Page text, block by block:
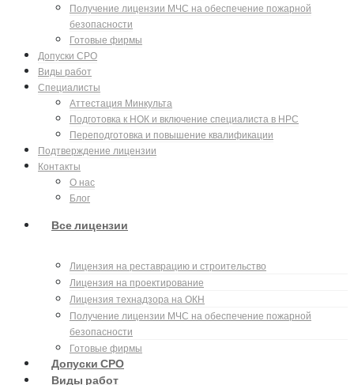
Получение лицензии МЧС на обеспечение пожарной
безопасности
Готовые фирмы
Допуски СРО
Виды работ
Специалисты
Аттестация Минкульта
Подготовка к НОК и включение специалиста в НРС
Переподготовка и повышение квалификации
Подтверждение лицензии
Контакты
О нас
Блог
Все лицензии
Лицензия на реставрацию и строительство
Лицензия на проектирование
Лицензия технадзора на ОКН
Получение лицензии МЧС на обеспечение пожарной
безопасности
Готовые фирмы
Допуски СРО
Виды работ